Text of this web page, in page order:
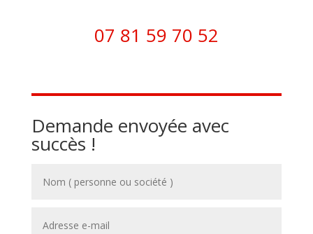
07 81 59 70 52
Demande envoyée avec
succès !